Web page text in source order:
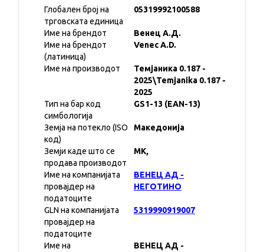
Глобален број на
трговската единица
05319992100588
Име на брендот
Венец А.Д.
Име на брендот
(латиница)
Venec A.D.
Име на производот
Темјаника 0.187 -
2025\Temjanika 0.187 -
2025
Тип на бар код
симбологија
GS1-13 (EAN-13)
Земја на потекло (ISO
код)
Македонија
Земји каде што се
продава производот
MK,
Име на компанијата
провајдер на
податоците
ВЕНЕЦ АД -
НЕГОТИНО
GLN на компанијата
провајдер на
податоците
5319990919007
Име на
ВЕНЕЦ АД -